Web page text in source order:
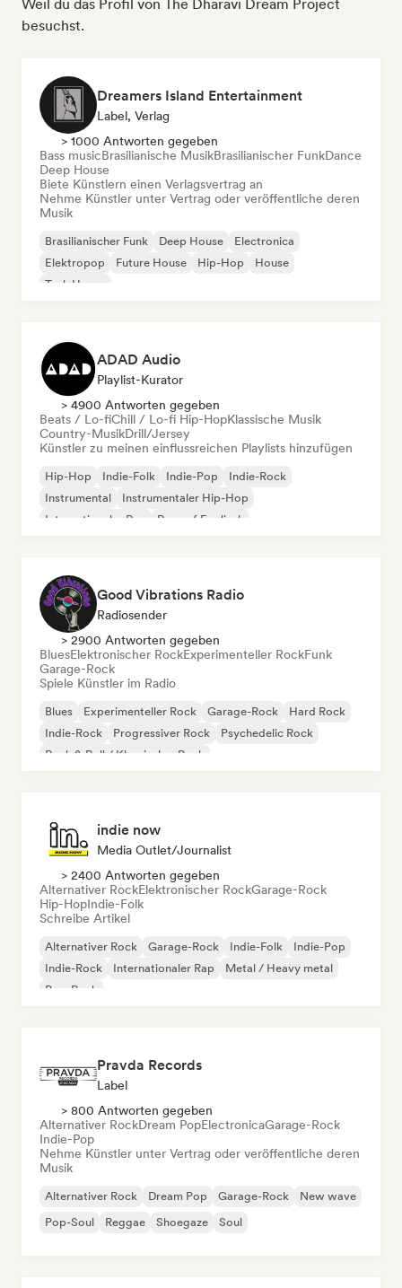
Weil du das Profil von The Dharavi Dream Project
besuchst.
Dreamers Island Entertainment
Label, Verlag
> 1000 Antworten gegeben
Bass musicBrasilianische MusikBrasilianischer FunkDance
Deep House
Biete Künstlern einen Verlagsvertrag an
Nehme Künstler unter Vertrag oder veröffentliche deren
Musik
Brasilianischer Funk Deep House
Electronica
Elektropop
Future House Hip-Hop
House
Tech House
ADAD Audio
Playlist-Kurator
> 4900 Antworten gegeben
Beats / Lo-fiChill / Lo-fi Hip-HopKlassische Musik
Country-MusikDrill/Jersey
Künstler zu meinen einflussreichen Playlists hinzufügen
Hip-Hop Indie-Folk Indie-Pop
Indie-Rock
Instrumental
Instrumentaler Hip-Hop
Internationaler Rap
Rap auf Englisch
Good Vibrations Radio
Radiosender
> 2900 Antworten gegeben
BluesElektronischer RockExperimenteller RockFunk
Garage-Rock
Spiele Künstler im Radio
Blues Experimenteller Rock Garage-Rock
Hard Rock
Indie-Rock
Progressiver Rock
Psychedelic Rock
Rock & Roll / Klassischer Rock
indie now
Media Outlet/Journalist
> 2400 Antworten gegeben
Alternativer RockElektronischer RockGarage-Rock
Hip-HopIndie-Folk
Schreibe Artikel
Alternativer Rock Garage-Rock Indie-Folk
Indie-Pop
Indie-Rock
Internationaler Rap
Metal / Heavy metal
Pop-Rock
Pravda Records
Label
> 800 Antworten gegeben
Alternativer RockDream PopElectronicaGarage-Rock
Indie-Pop
Nehme Künstler unter Vertrag oder veröffentliche deren
Musik
Alternativer Rock Dream Pop Garage-Rock
New wave
Pop-Soul
Reggae Shoegaze Soul